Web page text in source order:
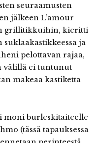
seuraamusten
jälkeen L’amour
grillitikkuihin, kieritti
ja
pelottavan rajaa,
välillä ei tuntunut
makeaa kastiketta
moni burleskitaiteelle
(tässä tapauksessa